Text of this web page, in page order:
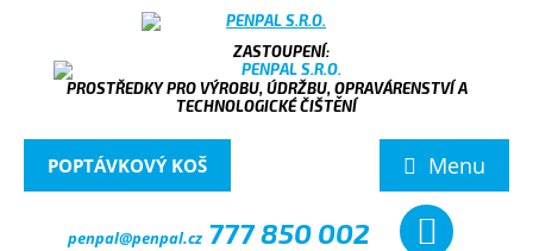
PROSTŘEDKY PRO VÝROBU, ÚDRŽBU, OPRAVÁRENSTVÍ A
TECHNOLOGICKÉ ČIŠTĚNÍ
Menu
POPTÁVKOVÝ KOŠ
penpal@penpal.cz 777 850 002